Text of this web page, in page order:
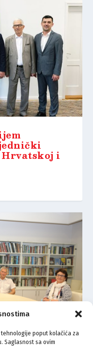
poput kolačića za
Saglasnost sa ovim
i